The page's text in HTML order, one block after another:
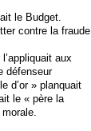
le Budget.
contre la fraude
aux
défenseur
d’or » planquait
le « père la